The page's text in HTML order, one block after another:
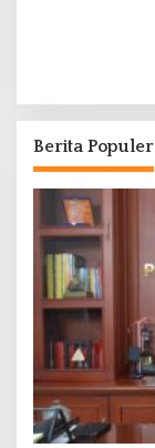
Berita Populer